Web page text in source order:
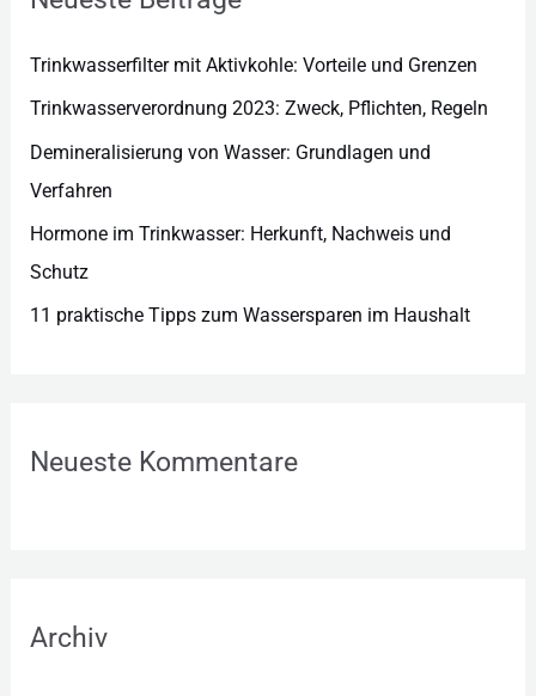
Trinkwasserfilter mit Aktivkohle: Vorteile und Grenzen
Trinkwasserverordnung 2023: Zweck, Pflichten, Regeln
Demineralisierung von Wasser: Grundlagen und
Verfahren
Hormone im Trinkwasser: Herkunft, Nachweis und
Schutz
11 praktische Tipps zum Wassersparen im Haushalt
Neueste Kommentare
Archiv
e
n